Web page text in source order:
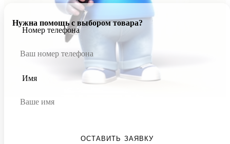
Нужна помощь с выбором товара?
Номер телефона
Имя
ОСТАВИТЬ ЗАЯВКУ